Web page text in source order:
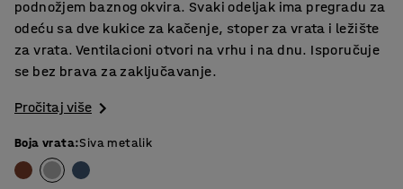
podnožjem baznog okvira. Svaki odeljak ima pregradu za
odeću sa dve kukice za kačenje, stoper za vrata i ležište
za vrata. Ventilacioni otvori na vrhu i na dnu. Isporučuje
se bez brava za zaključavanje.
Pročitaj više
Boja vrata:Siva metalik